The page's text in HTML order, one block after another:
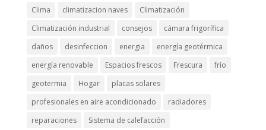
Clima
climatizacion naves
Climatización
Climatización industrial
consejos
cámara frigorífica
daños
desinfeccion energia
energía geotérmica
energía renovable
Espacios frescos Frescura
frío
geotermia
Hogar
placas solares
profesionales en aire acondicionado
radiadores
reparaciones
Sistema de calefacción